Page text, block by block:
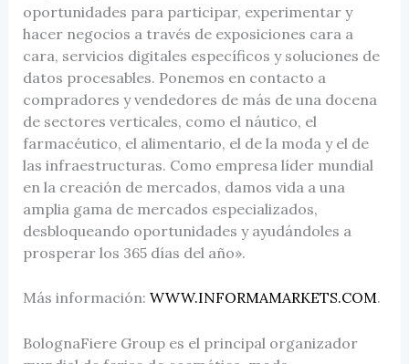
oportunidades para participar, experimentar y
hacer negocios a través de exposiciones cara a
cara, servicios digitales específicos y soluciones de
datos procesables. Ponemos en contacto a
compradores y vendedores de más de una docena
de sectores verticales, como el náutico, el
farmacéutico, el alimentario, el de la moda y el de
las infraestructuras. Como empresa líder mundial
en la creación de mercados, damos vida a una
amplia gama de mercados especializados,
desbloqueando oportunidades y ayudándoles a
prosperar los 365 días del año».
Más información: WWW.INFORMAMARKETS.COM.
BolognaFiere Group es el principal organizador